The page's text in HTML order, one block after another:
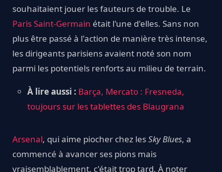
souhaitaient jouer les fauteurs de trouble. Le
Paris Saint-Germain était l'une d'elles. Sans non
plus être passé à l'action de manière très intense,
les dirigeants parisiens avaient noté son nom
parmi les potentiels renforts au milieu de terrain.
À lire aussi : Barça, Mercato : Fresneda,
toujours sur les tablettes des Blaugrana
Arsenal, qui aime piocher chez lesSky Blues, a
commencé à avancer ses pions mais
vraisemblablement, c'était trop tard. À noter